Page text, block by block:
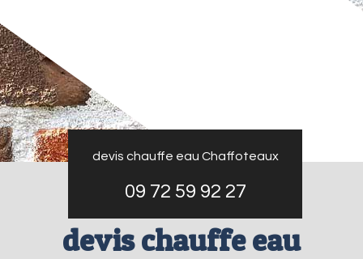
devis chauffe eau Chaffoteaux
09 72 59 92 27
devis chauffe eau